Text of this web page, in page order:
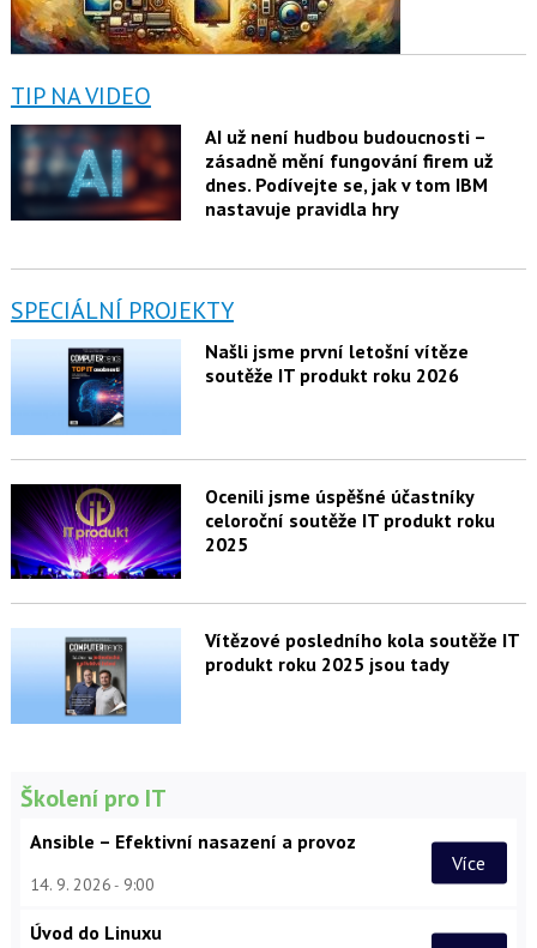
TIP NA VIDEO
AI už není hudbou budoucnosti –
zásadně mění fungování firem už
dnes. Podívejte se, jak v tom IBM
nastavuje pravidla hry
SPECIÁLNÍ PROJEKTY
Našli jsme první letošní vítěze
soutěže IT produkt roku 2026
Ocenili jsme úspěšné účastníky
celoroční soutěže IT produkt roku
2025
Vítězové posledního kola soutěže IT
produkt roku 2025 jsou tady
Školení pro IT
Ansible – Efektivní nasazení a provoz
14. 9. 2026 9:00
Více
Úvod do Linuxu